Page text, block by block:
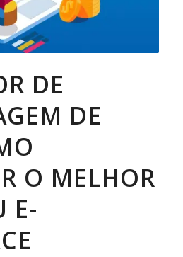
DE
DE
O MELHOR
E-